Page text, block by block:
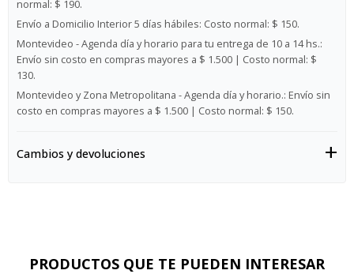
normal: $ 190.
Envío a Domicilio Interior 5 días hábiles: Costo normal: $ 150.
Montevideo - Agenda día y horario para tu entrega de 10 a 14 hs.:
Envío sin costo en compras mayores a $ 1.500 | Costo normal: $
130.
Montevideo y Zona Metropolitana - Agenda día y horario.: Envío sin
costo en compras mayores a $ 1.500 | Costo normal: $ 150.
Cambios y devoluciones
PRODUCTOS QUE TE PUEDEN INTERESAR